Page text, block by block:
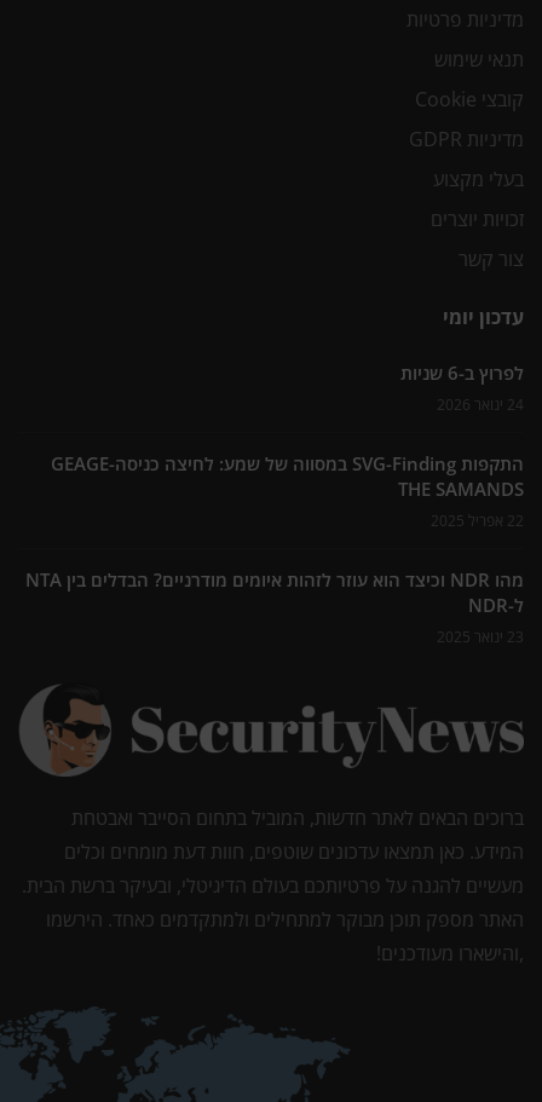
מדיניות פרטיות
תנאי שימוש
קובצי Cookie
מדיניות GDPR
בעלי מקצוע
זכויות יוצרים
צור קשר
עדכון יומי
לפרוץ ב-6 שניות
24 ינואר 2026
התקפות SVG-Finding במסווה של שמע: לחיצה כניסה-GEAGE
THE SAMANDS
22 אפריל 2025
מהו NDR וכיצד הוא עוזר לזהות איומים מודרניים? הבדלים בין NTA
ל-NDR
23 ינואר 2025
ברוכים הבאים לאתר חדשות, המוביל בתחום הסייבר ואבטחת
המידע. כאן תמצאו עדכונים שוטפים, חוות דעת מומחים וכלים
מעשיים להגנה על פרטיותכם בעולם הדיגיטלי, ובעיקר ברשת הבית.
האתר מספק תוכן מבוקר למתחילים ולמתקדמים כאחד. הירשמו
,והישארו מעודכנים!